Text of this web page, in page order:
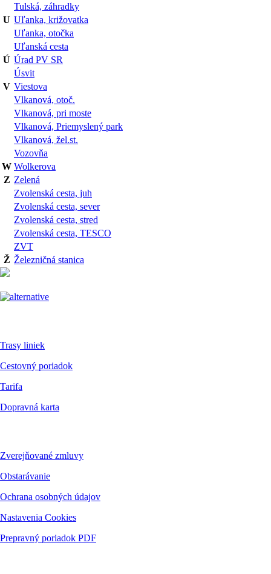
Tulská, záhradky
U Uľanka, križovatka
Uľanka, otočka
Uľanská cesta
Ú Úrad PV SR
Úsvit
V Viestova
Vlkanová, otoč.
Vlkanová, pri moste
Vlkanová, Priemyslený park
Vlkanová, žel.st.
Vozovňa
W Wolkerova
Z Zelená
Zvolenská cesta, juh
Zvolenská cesta, sever
Zvolenská cesta, stred
Zvolenská cesta, TESCO
ZVT
Ž Železničná stanica
Trasy liniek
Cestovný poriadok
Tarifa
Dopravná karta
Zverejňované zmluvy
Obstarávanie
Ochrana osobných údajov
Nastavenia Cookies
Prepravný poriadok PDF